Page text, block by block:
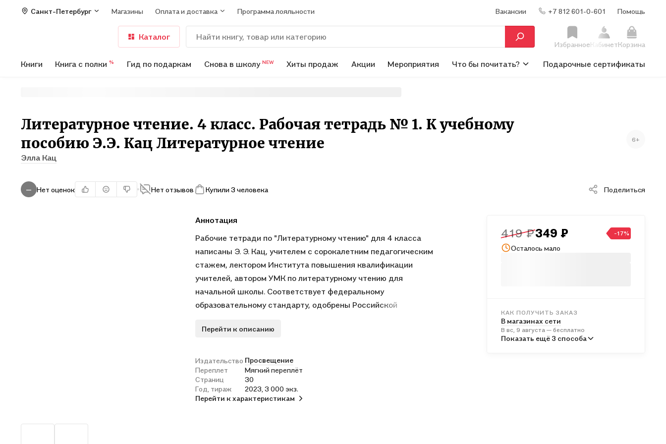
Санкт-Петербург Магазины Оплата и доставка Программа лояльности Вакансии +7 812 601-0-601 Помощь
Каталог
ИзбранноеКабинетКорзина
Книги Книга с полки % Гид по подаркам Снова в школу NEW Хиты продаж Акции Мероприятия Что бы почитать? Подарочные сертификаты
Литературное чтение. 4 класс. Рабочая тетрадь № 1. К учебному
пособию Э.Э. Кац Литературное чтение
Элла Кац
6+
— Нет оценок Нет отзывов Купили 3 человека Поделиться
Аннотация
Рабочие тетради по "Литературному чтению" для 4 класса
написаны Э. Э. Кац, учителем с сорокалетним педагогическим
стажем, лектором Института повышения квалификации
учителей, автором УМК по литературному чтению для
начальной школы. Соответствует федеральному
образовательному стандарту, одобрены Российской
рекомендованы Министерством просвещения Российской
Перейти к описанию
Издательство Просвещение
Переплет
Мягкий переплёт
Страниц
30
Год, тираж
2023, 3 000 экз.
Перейти к характеристикам
419 ₽349 ₽ -17%
Осталось мало
КАК ПОЛУЧИТЬ ЗАКАЗ
В магазинах сети
В вс, 9 августа — бесплатно
В пунктах выдачи
Показать ещё 3 способа